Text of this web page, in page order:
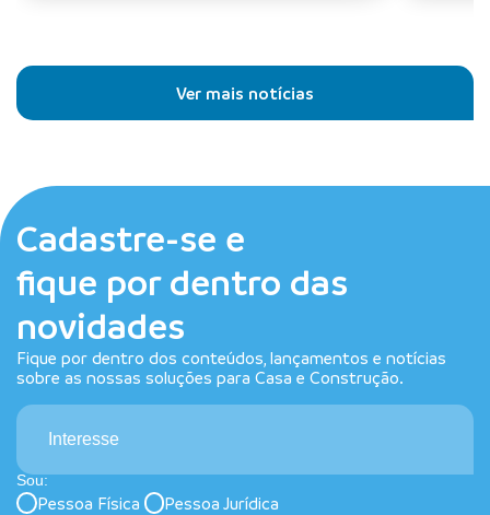
Ver mais notícias
Cadastre-se e
fique por dentro das
novidades
Fique por dentro dos conteúdos, lançamentos e notícias
sobre as nossas soluções para Casa e Construção.
Interesse
Sou:
Pessoa Física Pessoa Jurídica